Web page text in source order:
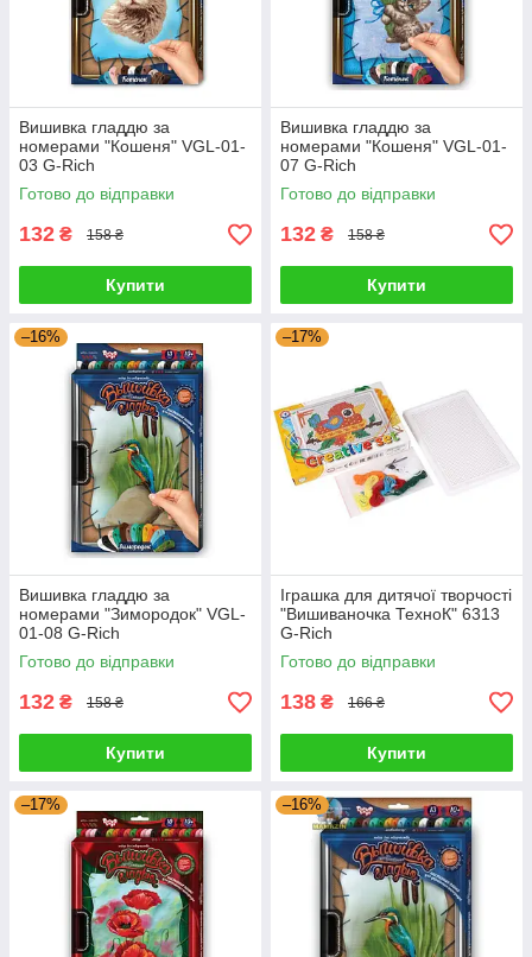
Вишивка гладдю за
номерами "Кошеня" VGL-01-
03 G-Rich
Готово до відправки
132 ₴ 158 ₴
Купити
Вишивка гладдю за
номерами "Кошеня" VGL-01-
07 G-Rich
Готово до відправки
132 ₴ 158 ₴
Купити
–16%
Вишивка гладдю за
номерами "Зимородок" VGL-
01-08 G-Rich
Готово до відправки
132 ₴ 158 ₴
Купити
–17%
Іграшка для дитячої творчості
"Вишиваночка ТехноК" 6313
G-Rich
Готово до відправки
138 ₴ 166 ₴
Купити
–17% –16%